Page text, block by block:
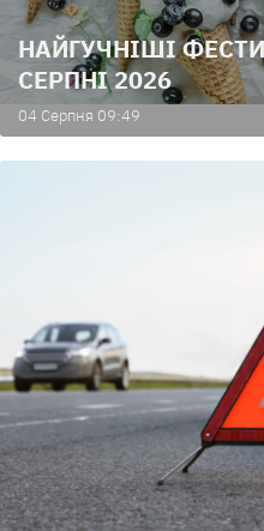
НАЙГУЧНІШІ
СЕРПНІ 2026
04 Серпня 09:49